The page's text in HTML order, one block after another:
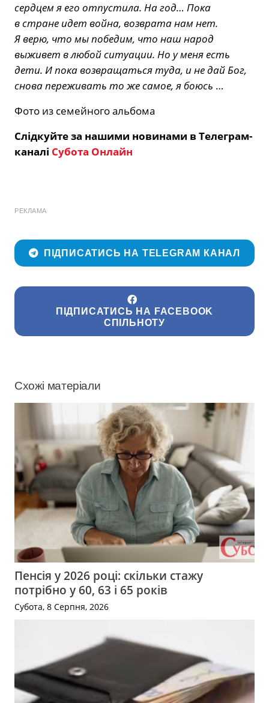
сердцем я его отпустила. На год… Пока
в стране идет война, возврата нам нет.
Я верю, что мы победим, что наш народ
выживет в любой ситуации. Но у меня есть
дети. И пока возвращаться туда, и не дай Бог,
снова переживать то же самое, я боюсь …
Фото из семейного альбома
Слідкуйте за нашими новинами в Телеграм-
каналі Субота Онлайн
РЕКЛАМА
ПІДПИСАТИСЬ НА TELEGRAM КАНАЛ
ПІДПИСАТИСЬ НА FACEBOOK
СПІЛЬНОТУ
Схожі матеріали
Пенсія у 2026 році: скільки стажу
потрібно у 60, 63 і 65 років
Субота, 8 Серпня, 2026